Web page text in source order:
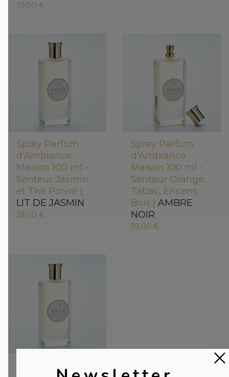
39,00 €
Spray Parfum
d'Ambiance
Maison 100 ml -
Senteur Jasmin
et Thé Poivré |
LIT DE JASMIN
39,00 €
Spray Parfum
d'Ambiance
Maison 100 ml -
Senteur Orange,
Tabac, Encens,
Bois | AMBRE
NOIR
39,00 €